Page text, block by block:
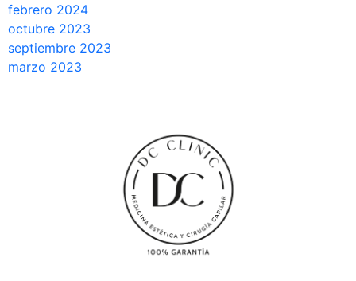
febrero 2024
octubre 2023
septiembre 2023
marzo 2023